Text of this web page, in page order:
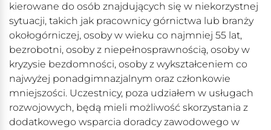
kierowane do osób znajdujących się w niekorzystnej
sytuacji, takich jak pracownicy górnictwa lub branży
okołogórniczej, osoby w wieku co najmniej 55 lat,
bezrobotni, osoby z niepełnosprawnością, osoby w
kryzysie bezdomności, osoby z wykształceniem co
najwyżej ponadgimnazjalnym oraz członkowie
mniejszości. Uczestnicy, poza udziałem w usługach
rozwojowych, będą mieli możliwość skorzystania z
dodatkowego wsparcia doradcy zawodowego w